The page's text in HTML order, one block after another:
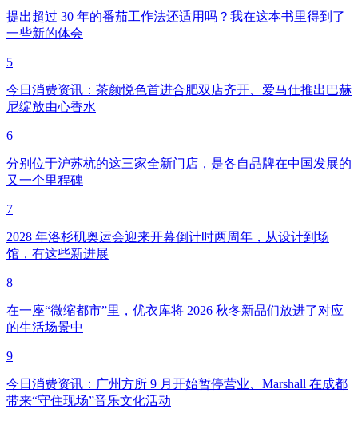
提出超过 30 年的番茄工作法还适用吗？我在这本书里得到了
一些新的体会
5
今日消费资讯：茶颜悦色首进合肥双店齐开、爱马仕推出巴赫
尼绽放由心香水
6
分别位于沪苏杭的这三家全新门店，是各自品牌在中国发展的
又一个里程碑
7
2028 年洛杉矶奥运会迎来开幕倒计时两周年，从设计到场
馆，有这些新进展
8
在一座“微缩都市”里，优衣库将 2026 秋冬新品们放进了对应
的生活场景中
9
今日消费资讯：广州方所 9 月开始暂停营业、Marshall 在成都
带来“守住现场”音乐文化活动